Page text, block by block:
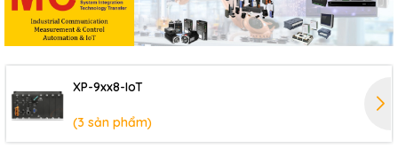
XP-9xx8-IoT
(3 sản phẩm)